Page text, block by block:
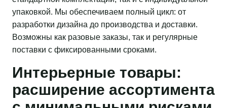
упаковкой. Мы обеспечиваем полный цикл: от
разработки дизайна до производства и доставки.
Возможны как разовые заказы, так и регулярные
поставки с фиксированными сроками.
Интерьерные товары:
расширение ассортимента